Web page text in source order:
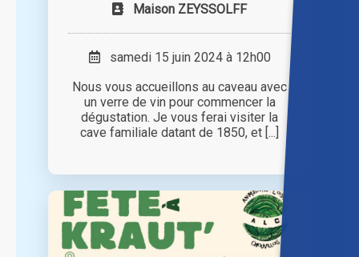
Maison ZEYSSOLFF
samedi 15 juin 2024 à 12h00
Nous vous accueillons au caveau avec
un verre de vin pour commencer la
dégustation. Je vous ferai visiter la
cave familiale datant de 1850, et [...]